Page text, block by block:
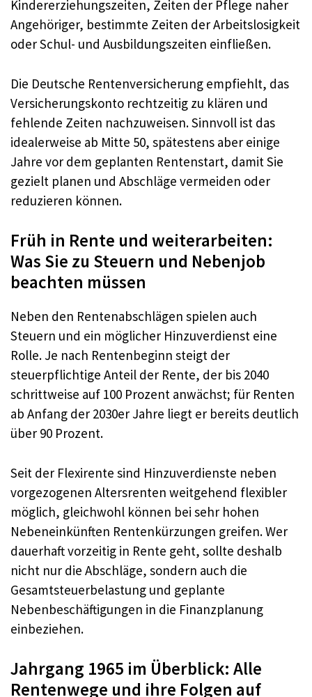
Kindererziehungszeiten, Zeiten der Pflege naher
Angehöriger, bestimmte Zeiten der Arbeitslosigkeit
oder Schul- und Ausbildungszeiten einfließen.
Die Deutsche Rentenversicherung empfiehlt, das
Versicherungskonto rechtzeitig zu klären und
fehlende Zeiten nachzuweisen. Sinnvoll ist das
idealerweise ab Mitte 50, spätestens aber einige
Jahre vor dem geplanten Rentenstart, damit Sie
gezielt planen und Abschläge vermeiden oder
reduzieren können.
Früh in Rente und weiterarbeiten:
Was Sie zu Steuern und Nebenjob
beachten müssen
Neben den Rentenabschlägen spielen auch
Steuern und ein möglicher Hinzuverdienst eine
Rolle. Je nach Rentenbeginn steigt der
steuerpflichtige Anteil der Rente, der bis 2040
schrittweise auf 100 Prozent anwächst; für Renten
ab Anfang der 2030er Jahre liegt er bereits deutlich
über 90 Prozent.
Seit der Flexirente sind Hinzuverdienste neben
vorgezogenen Altersrenten weitgehend flexibler
möglich, gleichwohl können bei sehr hohen
Nebeneinkünften Rentenkürzungen greifen. Wer
dauerhaft vorzeitig in Rente geht, sollte deshalb
nicht nur die Abschläge, sondern auch die
Gesamtsteuerbelastung und geplante
Nebenbeschäftigungen in die Finanzplanung
einbeziehen.
Jahrgang 1965 im Überblick: Alle
Rentenwege und ihre Folgen auf